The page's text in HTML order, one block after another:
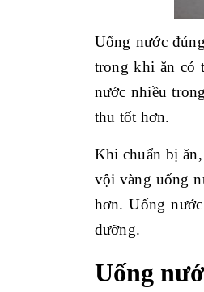
Uống nước
trong khi ăn có
nước nhiều
thu tốt hơn.
Khi chuẩn bị
vội vàng uống
hơn. Uống
dưỡng.
Uống